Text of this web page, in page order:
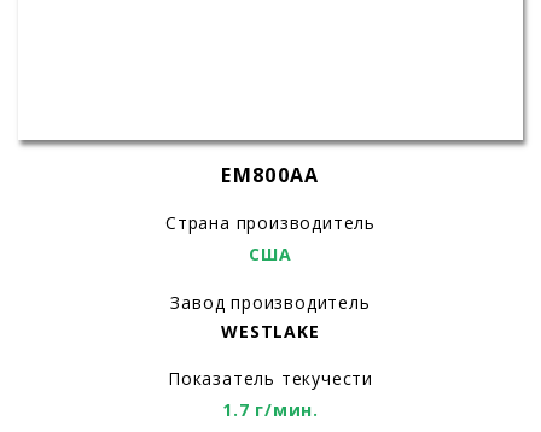
EM800AA
Страна производитель
США
Завод производитель
WESTLAKE
Показатель текучести
1.7 г/мин.